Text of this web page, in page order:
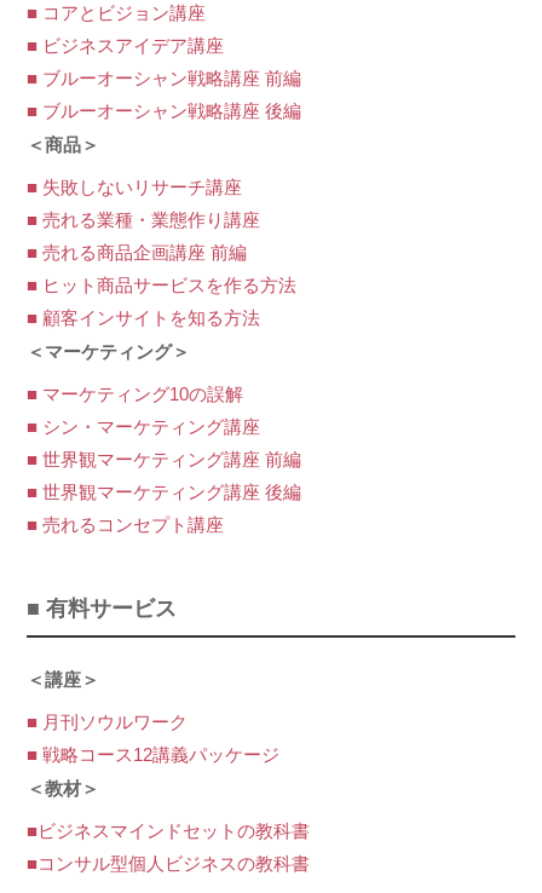
■ コアとビジョン講座
■ ビジネスアイデア講座
■ ブルーオーシャン戦略講座 前編
■ ブルーオーシャン戦略講座 後編
＜商品＞
■ 失敗しないリサーチ講座
■ 売れる業種・業態作り講座
■ 売れる商品企画講座 前編
■ ヒット商品サービスを作る方法
■ 顧客インサイトを知る方法
＜マーケティング＞
■ マーケティング10の誤解
■ シン・マーケティング講座
■ 世界観マーケティング講座 前編
■ 世界観マーケティング講座 後編
■ 売れるコンセプト講座
■ 有料サービス
＜講座＞
■ 月刊ソウルワーク
■ 戦略コース12講義パッケージ
＜教材＞
■ビジネスマインドセットの教科書
■コンサル型個人ビジネスの教科書